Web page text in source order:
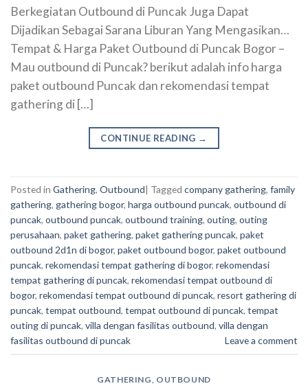
Berkegiatan Outbound di Puncak Juga Dapat
Dijadikan Sebagai Sarana Liburan Yang Mengasikan…
Tempat & Harga Paket Outbound di Puncak Bogor –
Mau outbound di Puncak? berikut adalah info harga
paket outbound Puncak dan rekomendasi tempat
gathering di […]
CONTINUE READING →
Posted in Gathering, Outbound| Tagged company gathering, family
gathering, gathering bogor, harga outbound puncak, outbound di
puncak, outbound puncak, outbound training, outing, outing
perusahaan, paket gathering, paket gathering puncak, paket
outbound 2d1n di bogor, paket outbound bogor, paket outbound
puncak, rekomendasi tempat gathering di bogor, rekomendasi
tempat gathering di puncak, rekomendasi tempat outbound di
bogor, rekomendasi tempat outbound di puncak, resort gathering di
puncak, tempat outbound, tempat outbound di puncak, tempat
outing di puncak, villa dengan fasilitas outbound, villa dengan
fasilitas outbound di puncak
Leave a comment
GATHERING, OUTBOUND